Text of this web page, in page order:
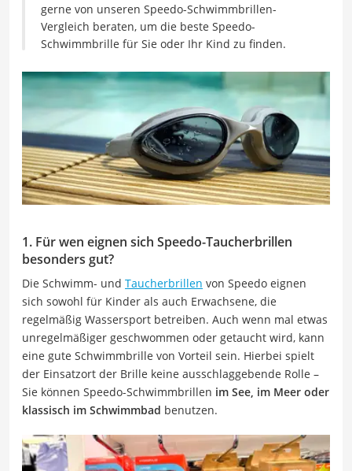
gerne von unseren Speedo-Schwimmbrillen-
Vergleich beraten, um die beste Speedo-
Schwimmbrille für Sie oder Ihr Kind zu finden.
1. Für wen eignen sich Speedo-Taucherbrillen
besonders gut?
Die Schwimm- und Taucherbrillen von Speedo eignen
sich sowohl für Kinder als auch Erwachsene, die
regelmäßig Wassersport betreiben. Auch wenn mal etwas
unregelmäßiger geschwommen oder getaucht wird, kann
eine gute Schwimmbrille von Vorteil sein. Hierbei spielt
der Einsatzort der Brille keine ausschlaggebende Rolle –
Sie können Speedo-Schwimmbrillen im See, im Meer oder
klassisch im Schwimmbad benutzen.